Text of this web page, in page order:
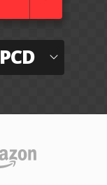
PCD